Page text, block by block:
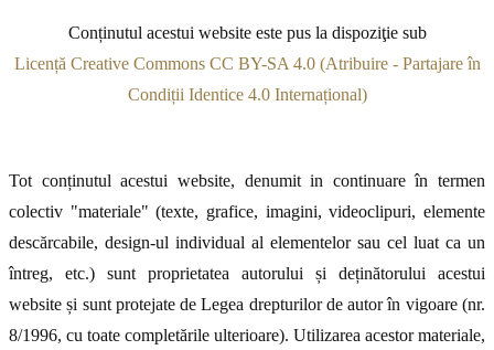
Conținutul acestui website este pus la dispoziţie sub
Licență Creative Commons CC BY-SA 4.0 (Atribuire - Partajare în
Condiții Identice 4.0 Internațional)
Tot conținutul acestui website, denumit in continuare în termen
colectiv "materiale" (texte, grafice, imagini, videoclipuri, elemente
descărcabile, design-ul individual al elementelor sau cel luat ca un
întreg, etc.) sunt proprietatea autorului și deținătorului acestui
website și sunt protejate de Legea drepturilor de autor în vigoare (nr.
8/1996, cu toate completările ulterioare). Utilizarea acestor materiale,